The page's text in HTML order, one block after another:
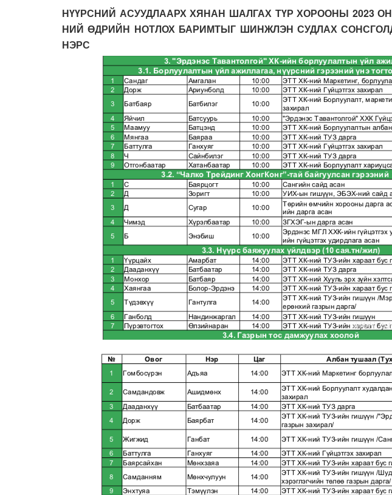
НҮҮРСНИЙ АСУУДЛААРХ ХЯНАН ШАЛГАХ ТҮР ХОРООНЫ 2023
НИЙ ӨДРИЙН НОТЛОХ БАРИМТЫГ ШИНЖЛЭН СУДЛАХ
НЭРС